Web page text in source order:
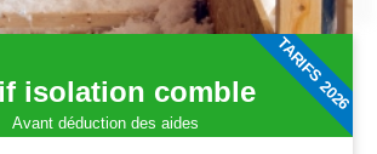
isolation comble
Avant déduction des aides
TARIFS 2026